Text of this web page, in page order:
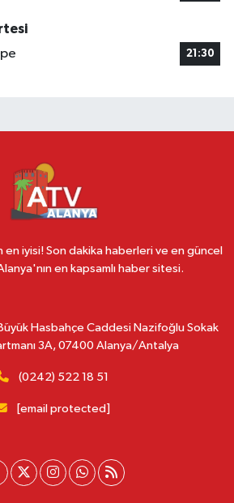
21:30
en iyisi! Son dakika haberleri ve en güncel
en kapsamlı haber sitesi.
Hasbahçe Caddesi Nazifoğlu Sokak
3A, 07400 Alanya/Antalya
(0242) 522 18 51
[email protected]